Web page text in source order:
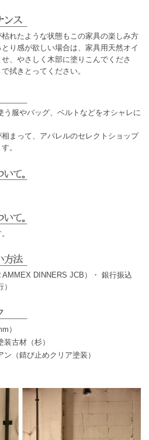
れたような状態もこの家具の楽しみ方
り感が欲しい場合は、家具用天然オイ
、やさしく木部に塗りこんでくださ
拭きとってください。
服やバッグ、ベルトなどをオシャレに
まって、アパレルのセレクトショップ
。
DINNERS JCB）・ 銀行振込
）
古材（杉）
（錆び止めクリア塗装）